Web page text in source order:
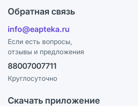
Ответы на вопросы
Блог
Поставщики
Лицензия
Реклама на сайте
Ваши товары на ЕАПТЕКЕ
Программа СберСпасибо
Политика конфиденциальности
Пользовательское соглашение
Политика рекомендаций
Этика и соответствие
Обратная связь
info@eapteka.ru
Если есть вопросы,
отзывы и предложения
88007007711
Круглосуточно
Скачать приложение